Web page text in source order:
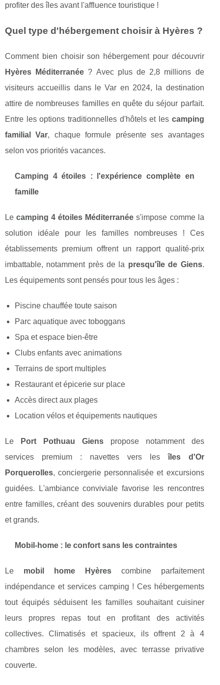
profiter des îles avant l'affluence touristique !
Quel type d'hébergement choisir à Hyères ?
Comment bien choisir son hébergement pour découvrir
Hyères Méditerranée ? Avec plus de 2,8 millions de
visiteurs accueillis dans le Var en 2024, la destination
attire de nombreuses familles en quête du séjour parfait.
Entre les options traditionnelles d'hôtels et les camping
familial Var, chaque formule présente ses avantages
selon vos priorités vacances.
Camping 4 étoiles : l'expérience complète en
famille
Lecamping 4 étoiles Méditerranée s'impose comme la
solution idéale pour les familles nombreuses ! Ces
établissements premium offrent un rapport qualité-prix
imbattable, notamment près de la presqu'île de Giens.
Les équipements sont pensés pour tous les âges :
Piscine chauffée toute saison
Parc aquatique avec toboggans
Spa et espace bien-être
Clubs enfants avec animations
Terrains de sport multiples
Restaurant et épicerie sur place
Accès direct aux plages
Location vélos et équipements nautiques
Le Port Pothuau Gienspropose notamment des
services premium : navettes vers lesîles d'Or
Porquerolles, conciergerie personnalisée et excursions
guidées. L'ambiance conviviale favorise les rencontres
entre familles, créant des souvenirs durables pour petits
et grands.
Mobil-home : le confort sans les contraintes
Le mobil home Hyèrescombine parfaitement
indépendance et services camping ! Ces hébergements
tout équipés séduisent les familles souhaitant cuisiner
leurs propres repas tout en profitant des activités
collectives. Climatisés et spacieux, ils offrent 2 à 4
chambres selon les modèles, avec terrasse privative
couverte.